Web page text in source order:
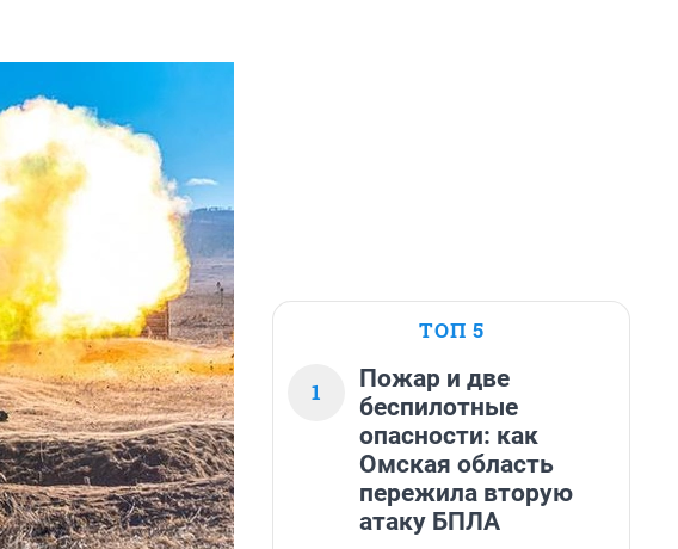
ТОП 5
1
Пожар и две
беспилотные
опасности: как
Омская область
пережила вторую
атаку БПЛА